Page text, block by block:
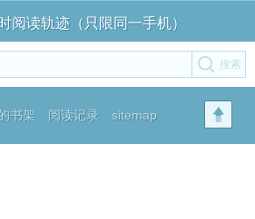
阅读轨迹（只限同一手机）
书架 阅读记录 sitemap